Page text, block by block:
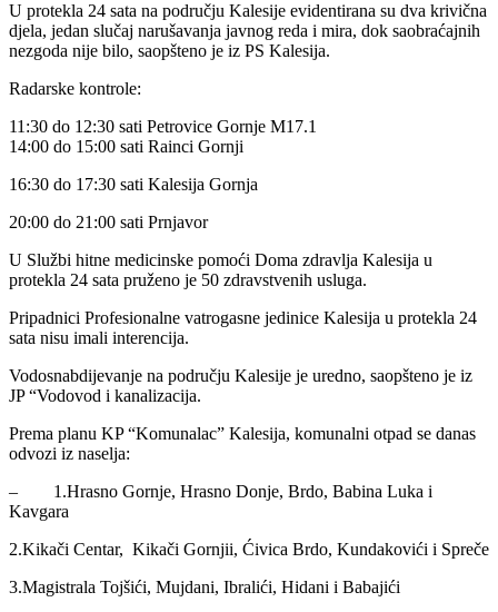
U protekla 24 sata na području Kalesije evidentirana su dva krivična
djela, jedan slučaj narušavanja javnog reda i mira, dok saobraćajnih
nezgoda nije bilo, saopšteno je iz PS Kalesija.
Radarske kontrole:
11:30 do 12:30 sati Petrovice Gornje M17.1
14:00 do 15:00 sati Rainci Gornji
16:30 do 17:30 sati Kalesija Gornja
20:00 do 21:00 sati Prnjavor
U Službi hitne medicinske pomoći Doma zdravlja Kalesija u
protekla 24 sata pruženo je 50 zdravstvenih usluga.
Pripadnici Profesionalne vatrogasne jedinice Kalesija u protekla 24
sata nisu imali interencija.
Vodosnabdijevanje na području Kalesije je uredno, saopšteno je iz
JP “Vodovod i kanalizacija.
Prema planu KP “Komunalac” Kalesija, komunalni otpad se danas
odvozi iz naselja:
– 1.Hrasno Gornje, Hrasno Donje, Brdo, Babina Luka i
Kavgara
2.Kikači Centar, Kikači Gornjii, Ćivica Brdo, Kundakovići i Spreče
3.Magistrala Tojšići, Mujdani, Ibralići, Hidani i Babajići